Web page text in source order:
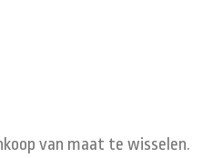
van maat te wisselen.